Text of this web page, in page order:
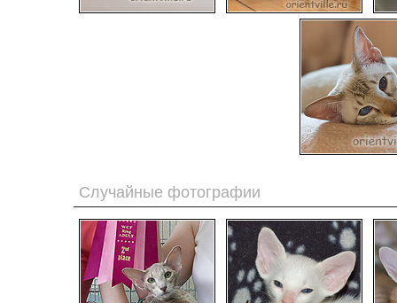
Случайные фотографии